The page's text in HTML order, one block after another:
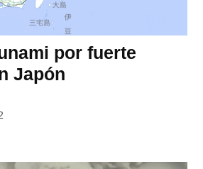
por fuerte
Japón